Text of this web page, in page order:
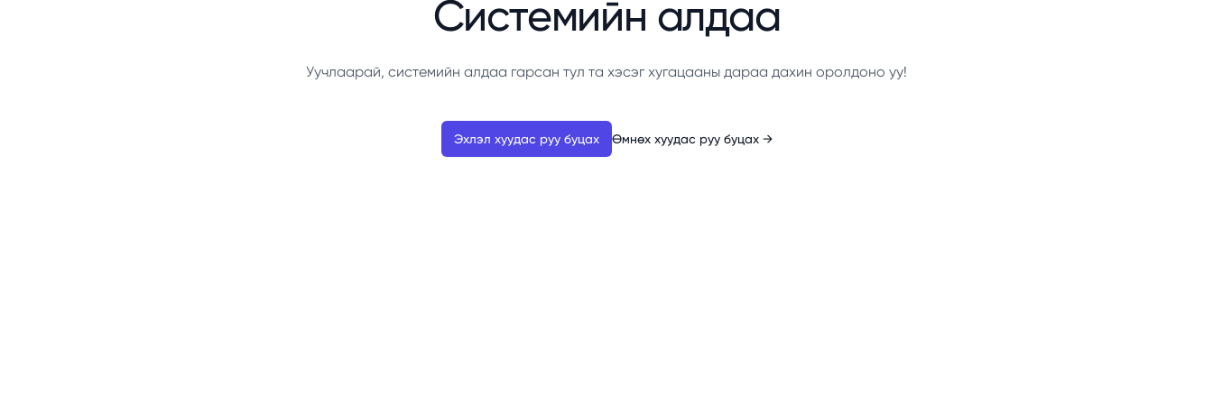
Системийн алдаа
Уучлаарай, системийн алдаа гарсан тул та хэсэг хугацааны дараа дахин оролдоно уу!
Эхлэл хуудас руу буцах Өмнөх хуудас руу буцах →